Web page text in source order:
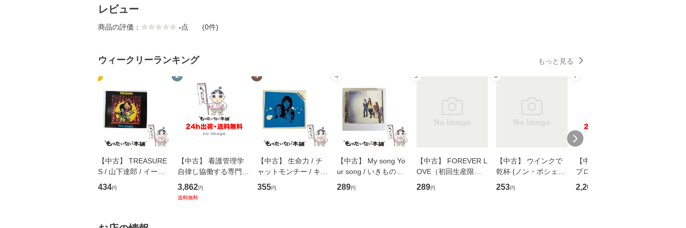
レビュー
商品の評価： -点 (0件)
ウィークリーランキング もっと見る
1
【中古】 TREASURE
S / 山下達郎 / イース
トウエスト・ジャパン
[CD]【メール便送料無
434円
2
【中古】 看護管理学
自律し協働する専門職
の看護マネジメントス
キル 改訂第3版 (看護
3,862円
送料無料
3
【中古】 生命力 / チ
ャットモンチー / キュ
ーンレコード [CD]
【メール便送料無料】
355円
4
【中古】 My song Yo
ur song / いきものが
かり / [CD]【メール便
送料無料】
289円
5
【中古】 FOREVER L
OVE（初回生産限定
盤） / 清水翔太×加藤
ミリヤ / [CD]【メール
289円
6
【中古】 ウインクで
乾杯 (ノン・ポシェッ
ト) / 東野圭吾 / 祥伝
社 [文庫]【メール便送
253円
7
【中古】 野ブタ。を
プロデュース [DVD-B
OX] / バップ [DVD]
【メール便送料無料】
2,266